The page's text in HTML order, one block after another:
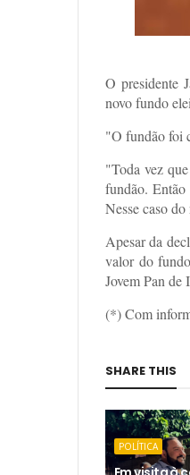
O presidente
novo fundo
"O fundão foi
"Toda vez
fundão. Então
Nesse caso
Apesar da
valor do
Jovem Pan de
(*) Com
SHARE THIS
POLÍTICA